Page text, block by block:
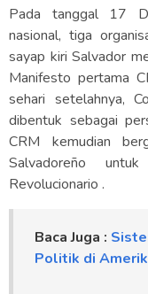
Pada tanggal 17
nasional, tiga
sayap kiri Salvador
Manifesto pertama
sehari setelahnya,
dibentuk sebagai
CRM kemudian
Salvadoreño
Revolucionario .
Baca Juga :
Politik di